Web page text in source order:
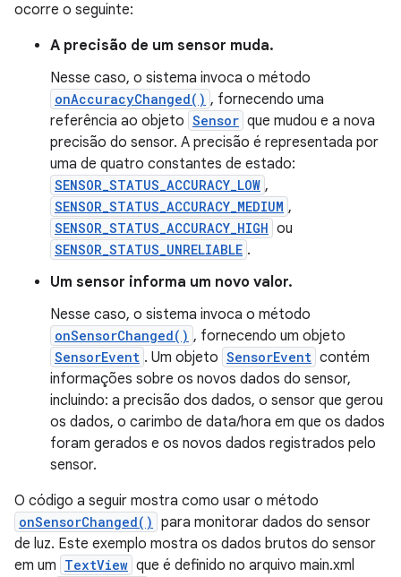
ocorre o seguinte:
A precisão de um sensor muda.
Nesse caso, o sistema invoca o método
onAccuracyChanged() , fornecendo uma
referência ao objeto Sensor que mudou e a nova
precisão do sensor. A precisão é representada por
uma de quatro constantes de estado:
SENSOR_STATUS_ACCURACY_LOW ,
SENSOR_STATUS_ACCURACY_MEDIUM ,
SENSOR_STATUS_ACCURACY_HIGH ou
SENSOR_STATUS_UNRELIABLE .
Um sensor informa um novo valor.
Nesse caso, o sistema invoca o método
onSensorChanged() , fornecendo um objeto
SensorEvent . Um objeto SensorEvent contém
informações sobre os novos dados do sensor,
incluindo: a precisão dos dados, o sensor que gerou
os dados, o carimbo de data/hora em que os dados
foram gerados e os novos dados registrados pelo
sensor.
O código a seguir mostra como usar o método
onSensorChanged() para monitorar dados do sensor
de luz. Este exemplo mostra os dados brutos do sensor
em um TextView que é definido no arquivo main.xml